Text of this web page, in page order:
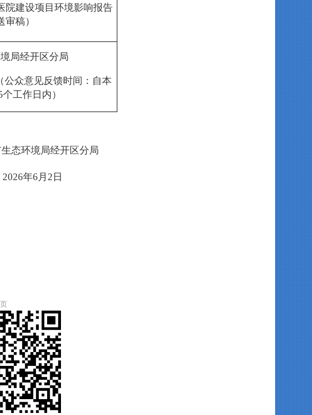
院建设项目环境影响报告
审稿）
局经开区分局
公众意见反馈时间：自本
工作日内）
态环境局经开区分局
2026年6月2日